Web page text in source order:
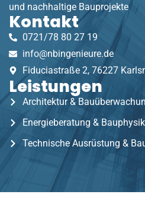
und nachhaltige Bauprojekte
Kontakt
0721/78 80 27 19
info@nbingenieure.de
Fiduciastraße 2, 76227
Leistungen
Architektur &
Energieberatung & Bauphysik
Technische Ausrüstung &